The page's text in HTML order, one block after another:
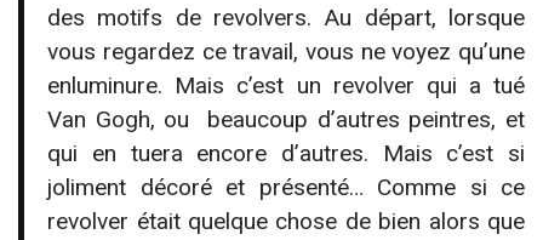
des motifs de revolvers. Au départ, lorsque
vous regardez ce travail, vous ne voyez qu’une
enluminure. Mais c’est un revolver qui a tué
Van Gogh, ou beaucoup d’autres peintres, et
qui en tuera encore d’autres. Mais c’est si
joliment décoré et présenté… Comme si ce
revolver était quelque chose de bien alors que